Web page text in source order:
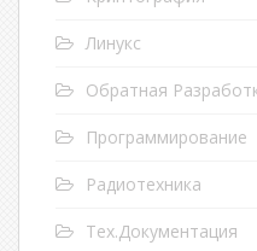
Линукс
Обратная
Программирование
Радиотехника
Тех.Документация